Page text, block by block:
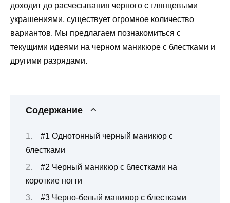
доходит до расчесывания черного с глянцевыми
украшениями, существует огромное количество
вариантов. Мы предлагаем познакомиться с
текущими идеями на черном маникюре с блестками и
другими разрядами.
Содержание
#1 Однотонный черный маникюр с
блестками
#2 Черный маникюр с блестками на
короткие ногти
#3 Черно-белый маникюр с блестками